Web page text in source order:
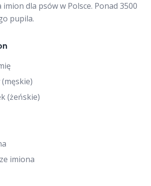
dla psów w Polsce. Ponad 3500
pupila.
(żeńskie)
imiona